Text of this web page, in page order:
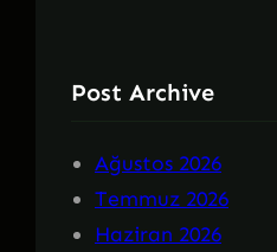
Post Archive
Ağustos 2026
Temmuz 2026
Haziran 2026